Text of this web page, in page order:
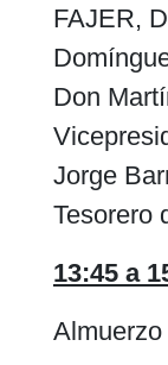
FAJER,
Don
Jorge
Tesorero
13:45 a